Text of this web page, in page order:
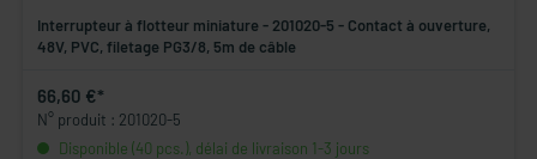
Interrupteur à flotteur miniature - 201020-5 - Contact à ouverture,
48V, PVC, filetage PG3/8, 5m de câble
66,60 €*
N° produit : 201020-5
Disponible (40 pcs.), délai de livraison 1-3 jours